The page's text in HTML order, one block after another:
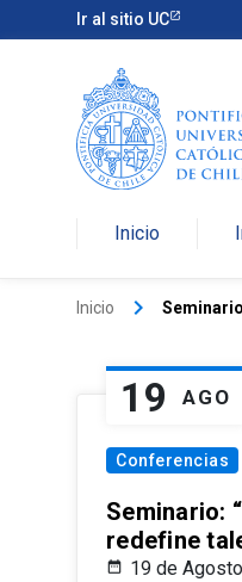
Ir al sitio UC
Inicio
Inicio keyboard_arrow_right
19 AGO
Conferencias
Seminario:
redefine
19 de